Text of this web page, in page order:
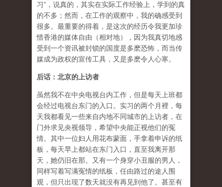
习”，说真的，其实在实际工作经验上，学到的真
的不多；然而，在工作的观察中，我的确感受到
很多。最重要的得着，是这次的经历令我更加珍
惜香港的媒体自由（相对地），因为我真切地感
受到一个资讯被封锁的国度是多麽恐怖，而当传
媒成为政权的宣传工具，又是多麽令人心寒。
后话：北京的上访者
虽然我不在中央电视台内工作，但是每天上班都
会经过电视台东门的入口。实习的两个月裡，每
天我都看见一些来自内地不同城市的上访者，在
门外求见央视领导，希望中央能正视他们的冤
情。其中一位妇人用花布蒙面，手拿着申诉的纸
板，每天早上都站在东门入口，直至我离开那
天，她仍旧在那。又有一个身穿小丑服的男人，
同样写着写满冤情的纸板，任由路过的途人围
观，但只出现了数天就没有再见到他了。甚至有